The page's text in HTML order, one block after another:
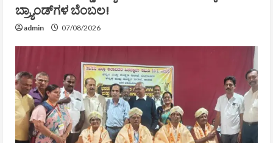
ಬ್ರ್ಯಾಂಡ್‌ಗಳ ಬೆಂಬಲ!
admin 07/08/2026